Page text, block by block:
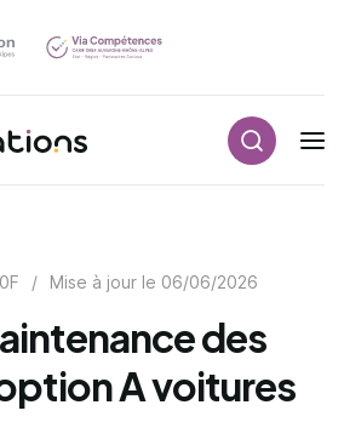
Navigation principale
/ Mise à jour le 06/06/2026
des
A voitures